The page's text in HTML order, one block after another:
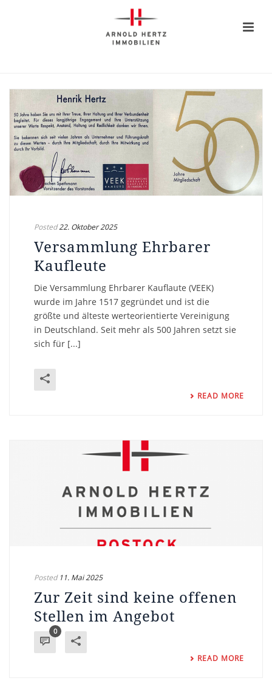
Posted22. Oktober 2025
Versammlung Ehrbarer
Kaufleute
Die Versammlung Ehrbarer Kauflaute (VEEK)
wurde im Jahre 1517 gegründet und ist die
größte und älteste werteorientierte Vereinigung
in Deutschland. Seit mehr als 500 Jahren setzt sie
sich für [...]
READ MORE
Posted 11. Mai 2025
Zur Zeit sind keine offenen
Stellen im Angebot
0
READ MORE